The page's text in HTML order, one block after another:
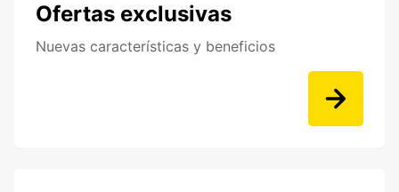
Ofertas exclusivas
Nuevas características y beneficios